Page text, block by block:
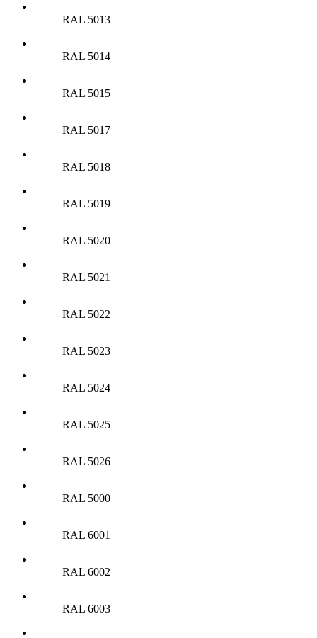
RAL 5013
RAL 5014
RAL 5015
RAL 5017
RAL 5018
RAL 5019
RAL 5020
RAL 5021
RAL 5022
RAL 5023
RAL 5024
RAL 5025
RAL 5026
RAL 5000
RAL 6001
RAL 6002
RAL 6003